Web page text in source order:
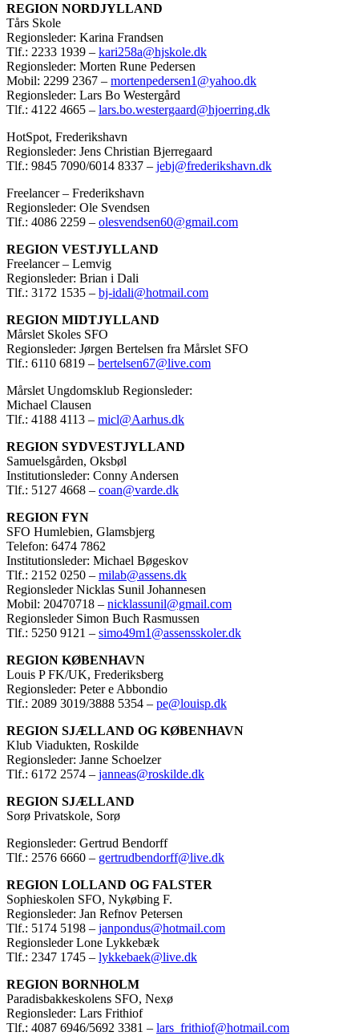
REGION NORDJYLLAND
Tårs Skole
Regionsleder: Karina Frandsen
Tlf.: 2233 1939 – kari258a@hjskole.dk
Regionsleder: Morten Rune Pedersen
Mobil: 2299 2367 – mortenpedersen1@yahoo.dk
Regionsleder: Lars Bo Westergård
Tlf.: 4122 4665 – lars.bo.westergaard@hjoerring.dk
HotSpot, Frederikshavn
Regionsleder: Jens Christian Bjerregaard
Tlf.: 9845 7090/6014 8337 – jebj@frederikshavn.dk
Freelancer – Frederikshavn
Regionsleder: Ole Svendsen
Tlf.: 4086 2259 – olesvendsen60@gmail.com
REGION VESTJYLLAND
Freelancer – Lemvig
Regionsleder: Brian i Dali
Tlf.: 3172 1535 – bj-idali@hotmail.com
REGION MIDTJYLLAND
Mårslet Skoles SFO
Regionsleder: Jørgen Bertelsen fra Mårslet SFO
Tlf.: 6110 6819 – bertelsen67@live.com
Mårslet Ungdomsklub Regionsleder:
Michael Clausen
Tlf.: 4188 4113 – micl@Aarhus.dk
REGION SYDVESTJYLLAND
Samuelsgården, Oksbøl
Institutionsleder: Conny Andersen
Tlf.: 5127 4668 – coan@varde.dk
REGION FYN
SFO Humlebien, Glamsbjerg
Telefon: 6474 7862
Institutionsleder: Michael Bøgeskov
Tlf.: 2152 0250 – milab@assens.dk
Regionsleder Nicklas Sunil Johannesen
Mobil: 20470718 – nicklassunil@gmail.com
Regionsleder Simon Buch Rasmussen
Tlf.: 5250 9121 – simo49m1@assensskoler.dk
REGION KØBENHAVN
Louis P FK/UK, Frederiksberg
Regionsleder: Peter e Abbondio
Tlf.: 2089 3019/3888 5354 – pe@louisp.dk
REGION SJÆLLAND OG KØBENHAVN
Klub Viadukten, Roskilde
Regionsleder: Janne Schoelzer
Tlf.: 6172 2574 – janneas@roskilde.dk
REGION SJÆLLAND
Sorø Privatskole, Sorø
Regionsleder: Gertrud Bendorff
Tlf.: 2576 6660 – gertrudbendorff@live.dk
REGION LOLLAND OG FALSTER
Sophieskolen SFO, Nykøbing F.
Regionsleder: Jan Refnov Petersen
Tlf.: 5174 5198 – janpondus@hotmail.com
Regionsleder Lone Lykkebæk
Tlf.: 2347 1745 – lykkebaek@live.dk
REGION BORNHOLM
Paradisbakkeskolens SFO, Nexø
Regionsleder: Lars Frithiof
Tlf.: 4087 6946/5692 3381 – lars_frithiof@hotmail.com